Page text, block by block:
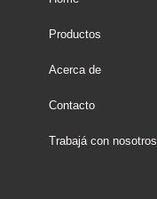
Productos
Acerca de
Contacto
Trabajá con nosotros